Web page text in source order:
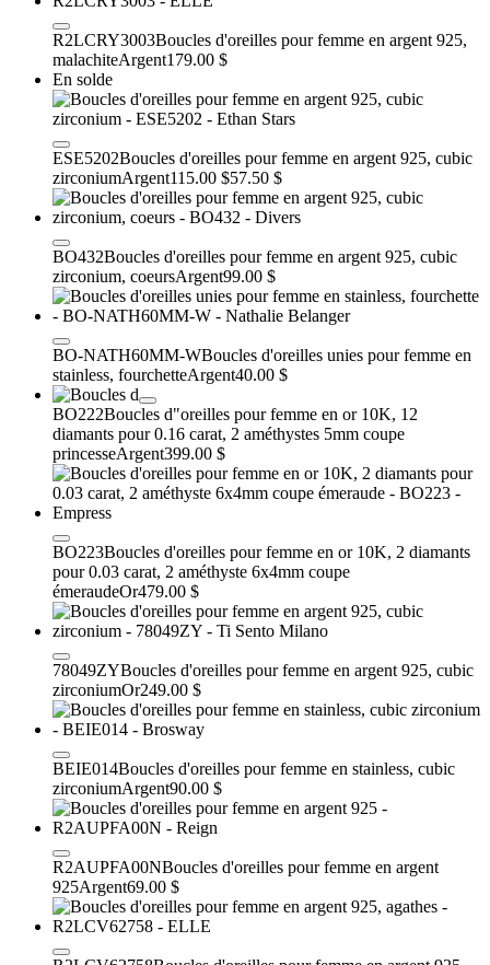
R2LCRY3003Boucles d'oreilles pour femme en argent 925,
malachiteArgent179.00 $
En solde
ESE5202Boucles d'oreilles pour femme en argent 925, cubic
zirconiumArgent115.00 $57.50 $
BO432Boucles d'oreilles pour femme en argent 925, cubic
zirconium, coeursArgent99.00 $
BO-NATH60MM-WBoucles d'oreilles unies pour femme en
stainless, fourchetteArgent40.00 $
BO222Boucles d"oreilles pour femme en or 10K, 12
diamants pour 0.16 carat, 2 améthystes 5mm coupe
princesseArgent399.00 $
BO223Boucles d'oreilles pour femme en or 10K, 2 diamants
pour 0.03 carat, 2 améthyste 6x4mm coupe
émeraudeOr479.00 $
78049ZYBoucles d'oreilles pour femme en argent 925, cubic
zirconiumOr249.00 $
BEIE014Boucles d'oreilles pour femme en stainless, cubic
zirconiumArgent90.00 $
R2AUPFA00NBoucles d'oreilles pour femme en argent
925Argent69.00 $